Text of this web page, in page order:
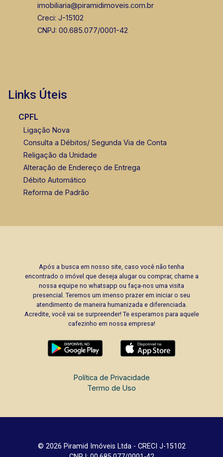
imobiliaria@piramidimoveis.com.br
Creci: J-15102
CNPJ: 00.685.077/0001-42
Links Úteis
CPFL
Ligação Nova
Consulta a Débitos/ Segunda Via de Conta
Religação da Unidade
Alteração de Endereço de Entrega
Débito Automático
Reforma de Padrão
Após a busca em nosso site, caso você não tenha
encontrado o imóvel que deseja alugar ou comprar, chame a
nossa equipe no whatsapp ou faça-nos uma visita
presencial. Teremos um imenso prazer em iniciar o seu
atendimento de maneira humanizada e diferenciada.
Acredite, você vai se surpreender! Te esperamos para aquele
cafezinho em nossa empresa!
Política de Privacidade
Termo de Uso
© 2026 Piramid Imóveis Ltda - CRECI J-15102